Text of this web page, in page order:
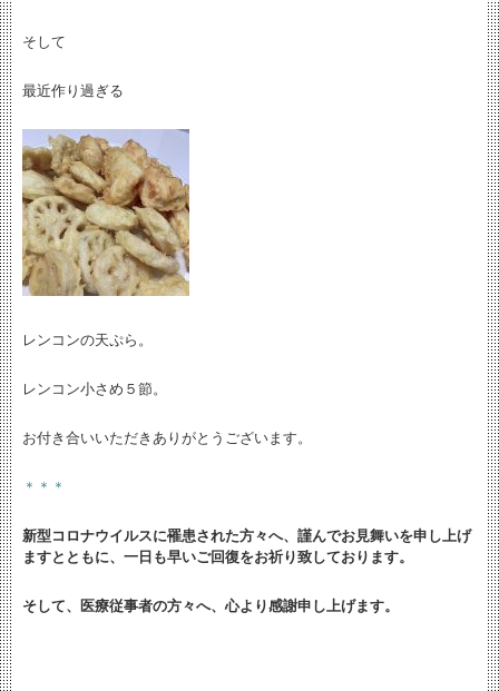
そして
最近作り過ぎる
レンコンの天ぷら。
レンコン小さめ５節。
お付き合いいただきありがとうございます。
＊＊＊
新型コロナウイルスに罹患された方々へ、謹んでお見舞いを申し上げ
ますとともに、 一日も早いご回復をお祈り致しております。
そして、医療従事者の方々へ、心より感謝申し上げます。